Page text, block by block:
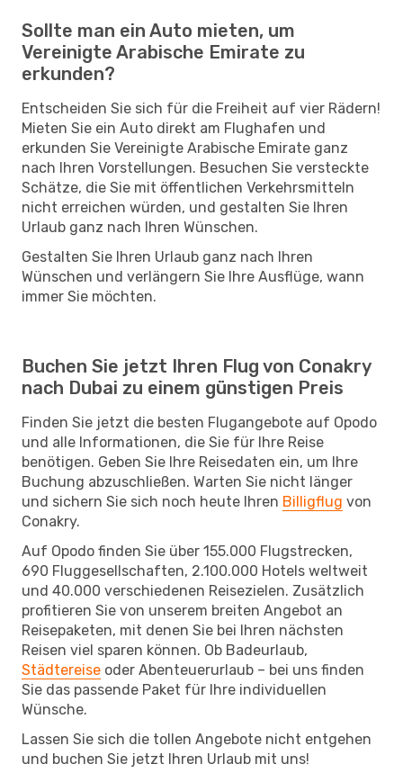
Sollte man ein Auto mieten, um
Vereinigte Arabische Emirate zu
erkunden?
Entscheiden Sie sich für die Freiheit auf vier Rädern!
Mieten Sie ein Auto direkt am Flughafen und
erkunden Sie Vereinigte Arabische Emirate ganz
nach Ihren Vorstellungen. Besuchen Sie versteckte
Schätze, die Sie mit öffentlichen Verkehrsmitteln
nicht erreichen würden, und gestalten Sie Ihren
Urlaub ganz nach Ihren Wünschen.
Gestalten Sie Ihren Urlaub ganz nach Ihren
Wünschen und verlängern Sie Ihre Ausflüge, wann
immer Sie möchten.
Buchen Sie jetzt Ihren Flug von Conakry
nach Dubai zu einem günstigen Preis
Finden Sie jetzt die besten Flugangebote auf Opodo
und alle Informationen, die Sie für Ihre Reise
benötigen. Geben Sie Ihre Reisedaten ein, um Ihre
Buchung abzuschließen. Warten Sie nicht länger
und sichern Sie sich noch heute Ihren Billigflug von
Conakry.
Auf Opodo finden Sie über 155.000 Flugstrecken,
690 Fluggesellschaften, 2.100.000 Hotels weltweit
und 40.000 verschiedenen Reisezielen. Zusätzlich
profitieren Sie von unserem breiten Angebot an
Reisepaketen, mit denen Sie bei Ihren nächsten
Reisen viel sparen können. Ob Badeurlaub,
Städtereise oder Abenteuerurlaub – bei uns finden
Sie das passende Paket für Ihre individuellen
Wünsche.
Lassen Sie sich die tollen Angebote nicht entgehen
und buchen Sie jetzt Ihren Urlaub mit uns!